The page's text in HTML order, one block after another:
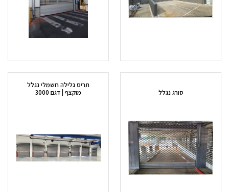
סורג נגלל
תריס גלילה חשמלי נגלל
מוקצף | דגם 3000